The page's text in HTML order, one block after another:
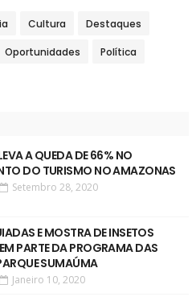
Cultura Destaques
Oportunidades Política
A QUEDA DE 66% NO
DO TURISMO NO AMAZONAS
Setembro 28, 2020
E MOSTRA DE INSETOS
PARTE DA PROGRAMA DAS
SUMAÚMA
Janeiro 10, 2020